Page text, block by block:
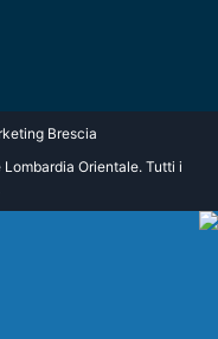
Brescia
Orientale. Tutti i